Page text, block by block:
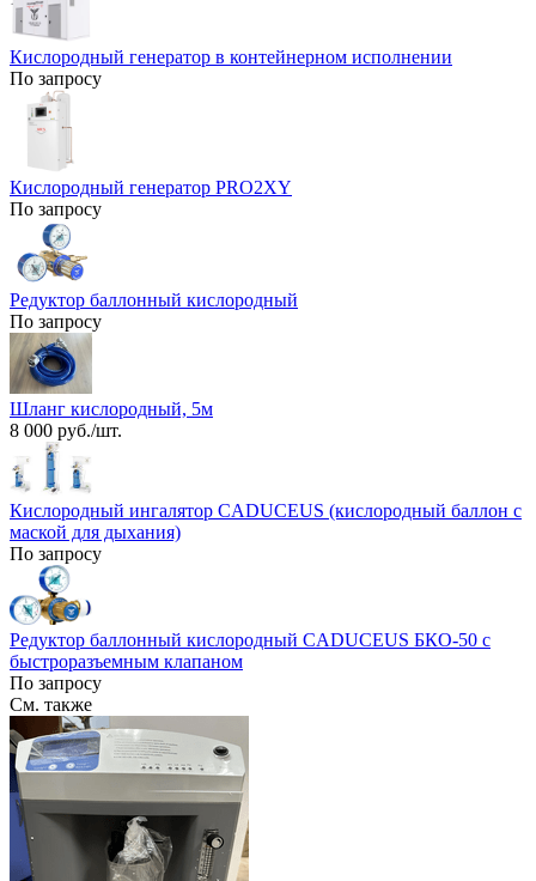
Кислородный генератор в контейнерном исполнении
По запросу
Кислородный генератор PRO2XY
По запросу
Редуктор баллонный кислородный
По запросу
Шланг кислородный, 5м
8 000 руб./шт.
Кислородный ингалятор CADUCEUS (кислородный баллон с
маской для дыхания)
По запросу
Редуктор баллонный кислородный CADUCEUS БКО-50 с
быстроразъемным клапаном
По запросу
См. также